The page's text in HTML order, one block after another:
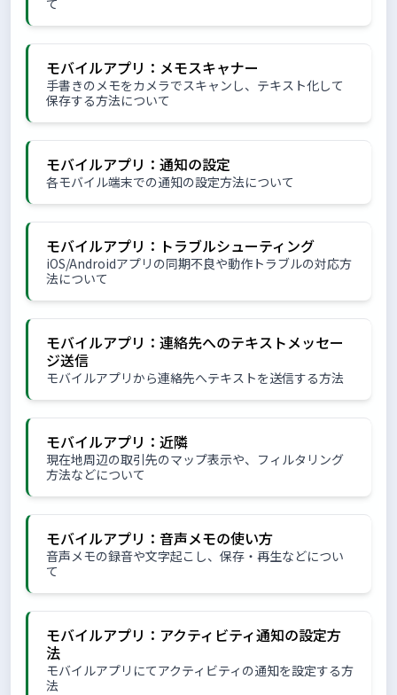
て
モバイルアプリ：メモスキャナー
手書きのメモをカメラでスキャンし、テキスト化して
保存する方法について
モバイルアプリ：通知の設定
各モバイル端末での通知の設定方法について
モバイルアプリ：トラブルシューティング
iOS/Androidアプリの同期不良や動作トラブルの対応方
法について
モバイルアプリ：連絡先へのテキストメッセー
ジ送信
モバイルアプリから連絡先へテキストを送信する方法
モバイルアプリ：近隣
現在地周辺の取引先のマップ表示や、フィルタリング
方法などについて
モバイルアプリ：音声メモの使い方
音声メモの録音や文字起こし、保存・再生などについ
て
モバイルアプリ：アクティビティ通知の設定方
法
モバイルアプリにてアクティビティの通知を設定する方
法